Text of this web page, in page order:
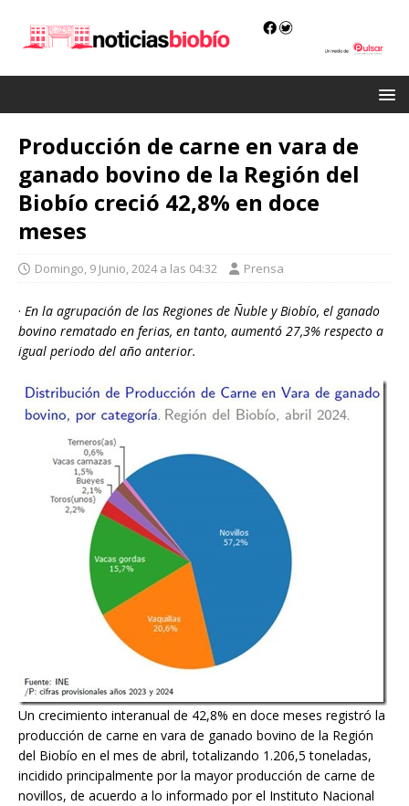
Producción de carne en vara de
ganado bovino de la Región del
Biobío creció 42,8% en doce
meses
Domingo, 9 Junio, 2024 a las 04:32 Prensa
· En la agrupación de las Regiones de Ñuble y Biobío, el ganado
bovino rematado en ferias, en tanto, aumentó 27,3% respecto a
igual periodo del año anterior.
Un crecimiento interanual de 42,8% en doce meses registró la
producción de carne en vara de ganado bovino de la Región
del Biobío en el mes de abril, totalizando 1.206,5 toneladas,
incidido principalmente por la mayor producción de carne de
novillos, de acuerdo a lo informado por el Instituto Nacional